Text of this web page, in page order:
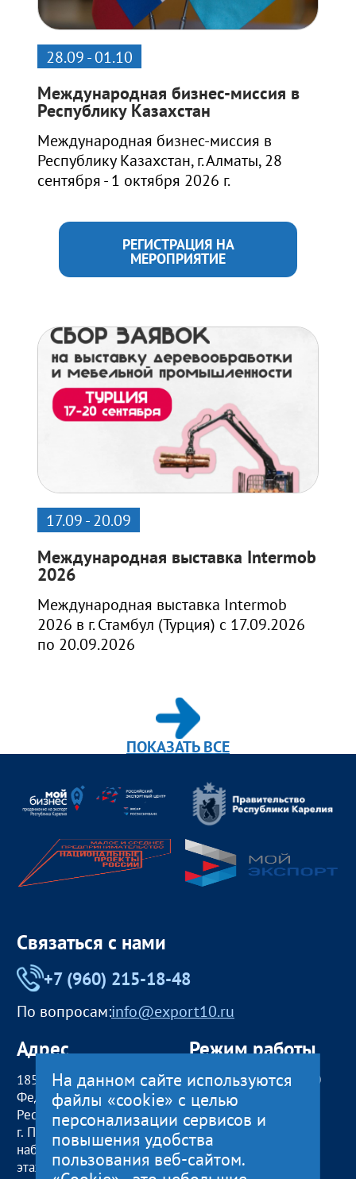
28.09 - 01.10
Международная бизнес-миссия в
Республику Казахстан
Международная бизнес-миссия в
Республику Казахстан, г. Алматы, 28
сентября - 1 октября 2026 г.
РЕГИСТРАЦИЯ НА
МЕРОПРИЯТИЕ
17.09 - 20.09
Международная выставка Intermob
2026
Международная выставка Intermob
2026 в г. Стамбул (Турция) с 17.09.2026
по 20.09.2026
ПОКАЗАТЬ ВСЕ
Связаться с нами
+7 (960) 215-18-48
По вопросам:info@export10.ru
Адрес
185000, Российская
Федерация,
Республика Карелия
г. Петрозаводск,
наб. Гюллинга, 11 / 2
этаж, офис 2
Режим работы
пн — чт:09:00 — 18:00
пт:09:00 — 17:00
обед с 13:00 до 14:00
сб, вс
На данном сайте используются
файлы «cookie» с целью
персонализации сервисов и
повышения удобства
пользования веб-сайтом.